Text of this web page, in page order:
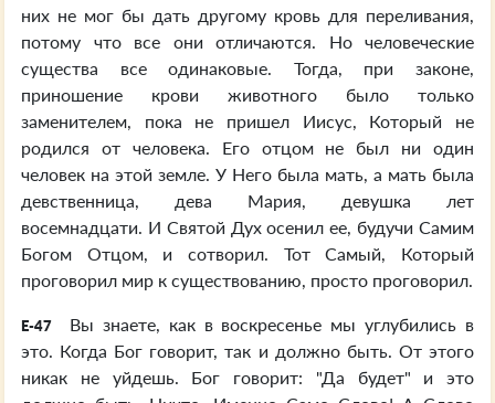
них не мог бы дать другому кровь для переливания,
потому что все они отличаются. Но человеческие
существа все одинаковые. Тогда, при законе,
приношение крови животного было только
заменителем, пока не пришел Иисус, Который не
родился от человека. Его отцом не был ни один
человек на этой земле. У Него была мать, а мать была
девственница, дева Мария, девушка лет
восемнадцати. И Святой Дух осенил ее, будучи Самим
Богом Отцом, и сотворил. Тот Самый, Который
проговорил мир к существованию, просто проговорил.
E-47
Вы знаете, как в воскресенье мы углубились в
это. Когда Бог говорит, так и должно быть. От этого
никак не уйдешь. Бог говорит: "Да будет" и это